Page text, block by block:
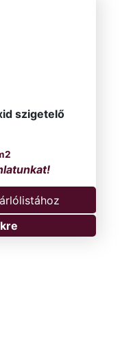
szigetelő